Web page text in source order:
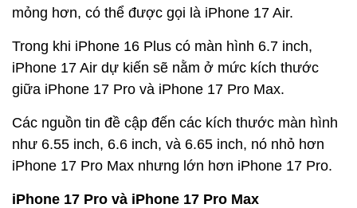
mỏng hơn, có thể được gọi là iPhone 17 Air.
Trong khi iPhone 16 Plus có màn hình 6.7 inch,
iPhone 17 Air dự kiến sẽ nằm ở mức kích thước
giữa iPhone 17 Pro và iPhone 17 Pro Max.
Các nguồn tin đề cập đến các kích thước màn hình
như 6.55 inch, 6.6 inch, và 6.65 inch, nó nhỏ hơn
iPhone 17 Pro Max nhưng lớn hơn iPhone 17 Pro.
iPhone 17 Pro và iPhone 17 Pro Max